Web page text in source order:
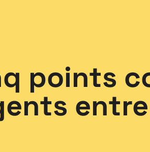
points